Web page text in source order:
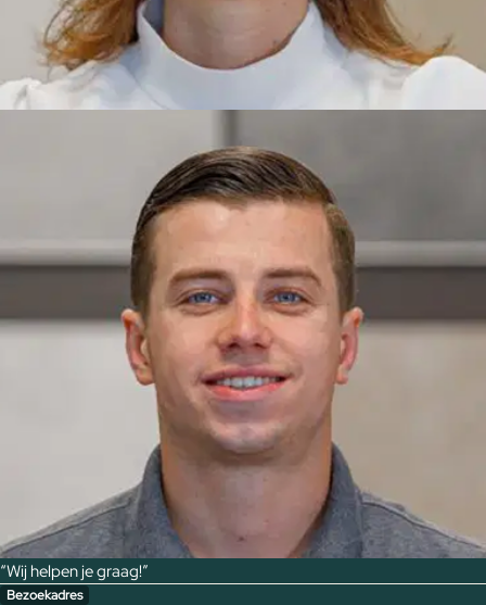
“Wij helpen je graag!”
Bezoekadres